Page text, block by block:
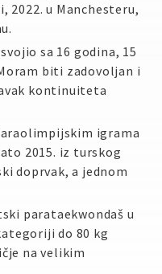
2022. u Manchesteru,
sa 16 godina, 15
biti zadovoljan i
kontinuiteta
igrama
2015. iz turskog
doprvak, a jednom
parataekwondaš u
do 80 kg
na velikim